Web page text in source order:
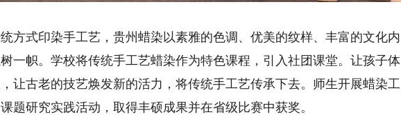
式印染手工艺，贵州蜡染以素雅的色调、优美的纹样、丰富的文化内
一帜。学校将传统手工艺蜡染作为特色课程，引入社团课堂。让孩子体
让古老的技艺焕发新的活力，将传统手工艺传承下去。师生开展蜡染工
题研究实践活动，取得丰硕成果并在省级比赛中获奖。